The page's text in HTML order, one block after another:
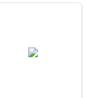
2014-10-23